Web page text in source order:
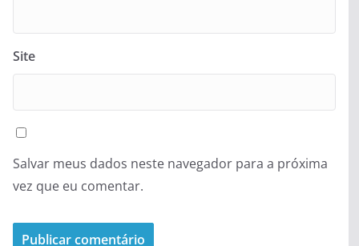
Site
Salvar meus dados neste navegador para a próxima
vez que eu comentar.